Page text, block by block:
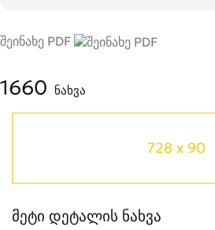
შეინახე PDF
1660 ნახვა
728 x 90
მეტი დეტალის ნახვა